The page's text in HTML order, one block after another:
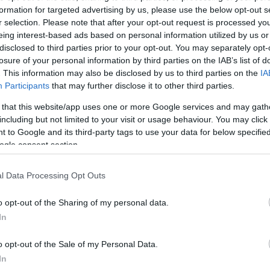
for targeted advertising by us, please use the below opt-out
selection. Please note that after your opt-out request is processed
interest-based ads based on personal information utilized by us
to third parties prior to your opt-out. You may separately
of your personal information by third parties on the IAB’s list of
This information may also be disclosed by us to third parties on the
Participants that may further disclose it to other third parties.
that this website/app uses one or more Google services and may
but not limited to your visit or usage behaviour. You may
to Google and its third-party tags to use your data for below
consent section.
Data Processing Opt Outs
opt-out of the Sharing of my personal data.
opt-out of the Sale of my Personal Data.
προσπάθεια, πίστη και επιτυχίες φτάνει στο τέλος
μια ιστορική στιγμή για τον σύλλογό μας, καθώς
Θύελλα πέτυχε την πολυπόθητη επιστροφή
από 26 χρόνια και κατέκτησε το Super Cup,
ομάδα της Super League 2!
Βοσνιάδη συνδέθηκε με μια σπουδαία σελίδα
μας και θα αποτελεί πάντα κομμάτι αυτής της